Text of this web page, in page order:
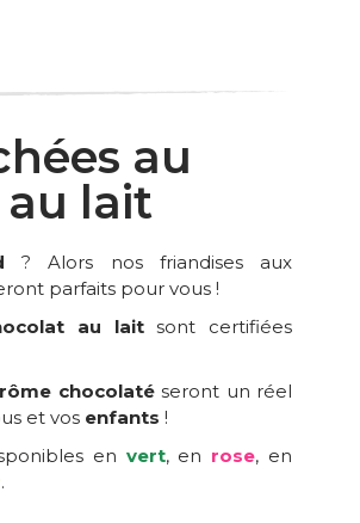
au
lait
? Alors nos friandises aux
parfaits pour vous !
au laitsont certifiées
chocolatéseront un réel
et vos enfants !
en vert, en rose, en
.